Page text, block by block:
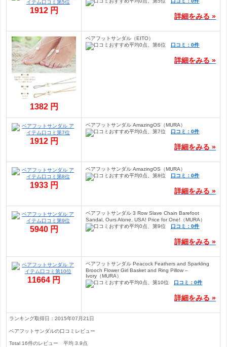
1912 円
詳細をみる »
1382 円
ベアフットサンダル（EITO）
口コミ：0件
詳細をみる »
1912 円
ベアフットサンダル AmazingOS（MURA）
口コミ：0件
詳細をみる »
1933 円
ベアフットサンダル AmazingOS（MURA）
口コミ：0件
詳細をみる »
5940 円
ベアフットサンダル 3 Row Slave Chain Barefoot
Sandal, Ours Alone, USA! Price for One!（MURA）
口コミ：0件
詳細をみる »
11664 円
ベアフットサンダル Peacock Feathers and Sparkling
Brooch Flower Girl Basket and Ring Pillow –
Ivory（MURA）
口コミ：0件
詳細をみる »
ランキング取得日：2015年07月21日
ベアフットサンダルの口コミレビュー
Total 16件のレビュー平均3.9点